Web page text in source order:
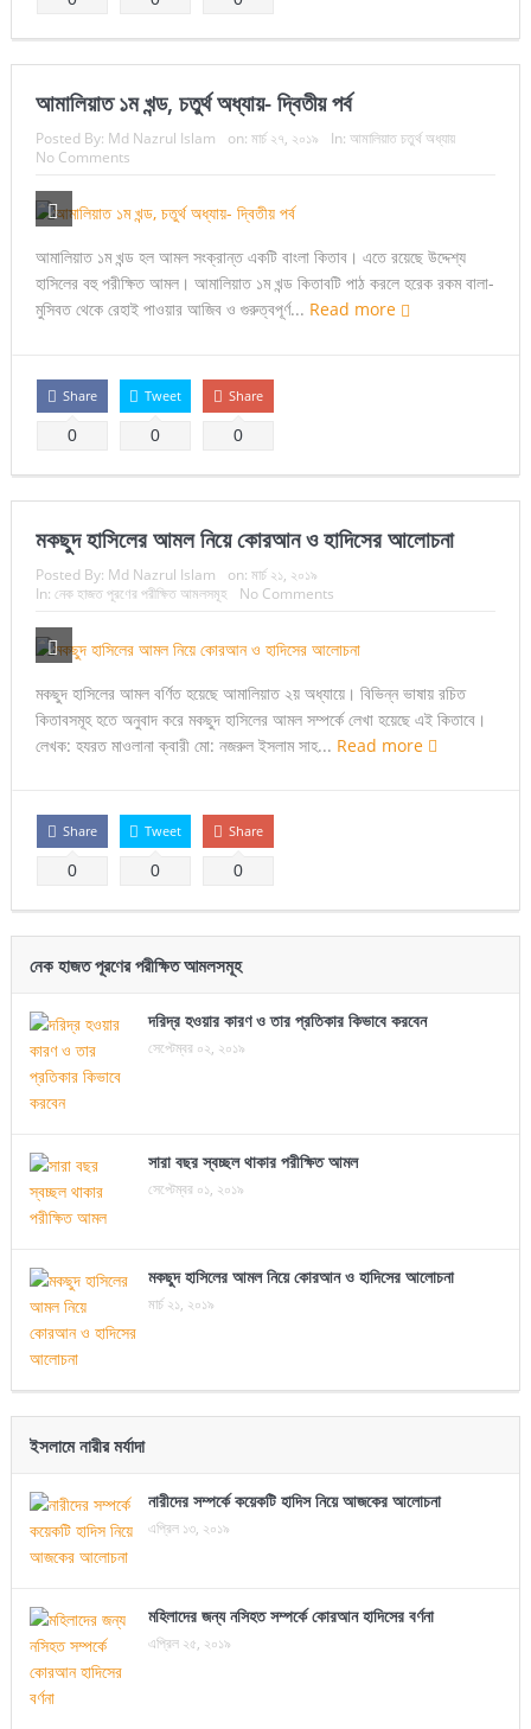
আমালিয়াত ১ম খন্ড, চতুর্থ অধ্যায়- দ্বিতীয় পর্ব
Posted By: Md Nazrul Islam on: মার্চ ২৭, ২০১৯ In: আমালিয়াত চতুর্থ অধ্যায়
No Comments
আমালিয়াত ১ম খন্ড হল আমল সংক্রান্ত একটি বাংলা কিতাব। এতে রয়েছে উদ্দেশ্য
হাসিলের বহু পরীক্ষিত আমল। আমালিয়াত ১ম খন্ড কিতাবটি পাঠ করলে হরেক রকম বালা-
মুসিবত থেকে রেহাই পাওয়ার আজিব ও গুরুত্বপূর্ণ... Read more
Share
0
Tweet
0
Share
0
মকছুদ হাসিলের আমল নিয়ে কোরআন ও হাদিসের আলোচনা
Posted By: Md Nazrul Islam on: মার্চ ২১, ২০১৯
In: নেক হাজত পূরণের পরীক্ষিত আমলসমূহ No Comments
মকছুদ হাসিলের আমল বর্ণিত হয়েছে আমালিয়াত ২য় অধ্যায়ে। বিভিন্ন ভাষায় রচিত
কিতাবসমূহ হতে অনুবাদ করে মকছুদ হাসিলের আমল সম্পর্কে লেখা হয়েছে এই কিতাবে।
লেখক: হযরত মাওলানা ক্বারী মো: নজরুল ইসলাম সাহ... Read more
Share
0
Tweet
0
Share
0
নেক হাজত পূরণের পরীক্ষিত আমলসমূহ
দরিদ্র হওয়ার কারণ ও তার প্রতিকার কিভাবে করবেন
সেপ্টেম্বর ০২, ২০১৯
সারা বছর স্বচ্ছল থাকার পরীক্ষিত আমল
সেপ্টেম্বর ০১, ২০১৯
মকছুদ হাসিলের আমল নিয়ে কোরআন ও হাদিসের আলোচনা
মার্চ ২১, ২০১৯
ইসলামে নারীর মর্যাদা
নারীদের সম্পর্কে কয়েকটি হাদিস নিয়ে আজকের আলোচনা
এপ্রিল ১৩, ২০১৯
মহিলাদের জন্য নসিহত সম্পর্কে কোরআন হাদিসের বর্ণনা
এপ্রিল ২৫, ২০১৯